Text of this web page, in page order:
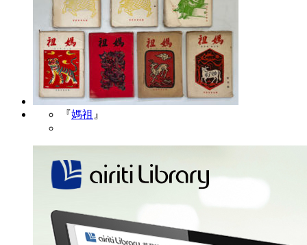
『媽祖 』